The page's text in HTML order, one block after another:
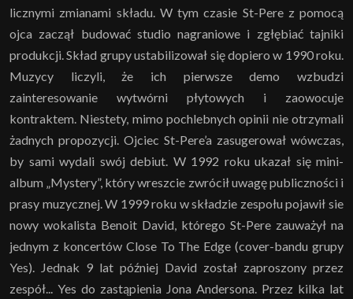
licznymi zmianami składu. W tym czasie St-Pere z pomocą
ojca zaczął budować studio nagraniowe i zgłębiać tajniki
produkcji. Skład grupy ustabilizował się dopiero w 1990 roku.
Muzycy liczyli, że ich pierwsze demo wzbudzi
zainteresowanie wytwórni płytowych i zaowocuje
kontraktem. Niestety, mimo pochlebnych opinii nie otrzymali
żadnych propozycji. Ojciec St-Pere’a zasugerował wówczas,
by sami wydali swój debiut. W 1992 roku ukazał się mini-
album „Mystery”, który wreszcie zwrócił uwagę publiczności i
prasy muzycznej. W 1999 roku w składzie zespołu pojawił sie
nowy wokalista Benoit David, którego St-Pere zauważył na
jednym z koncertów Close To The Edge (cover-bandu grupy
Yes). Jednak 9 lat później David został zaproszony przez
zespół... Yes do zastąpienia Jona Andersona. Przez kilka lat